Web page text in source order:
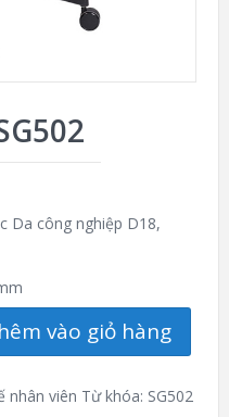
Da công nghiệp D18,
vào giỏ hàng
nhân viên Từ khóa: SG502